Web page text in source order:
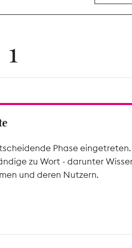
1
Phase
zu Wort - darunter
und deren Nutzern.